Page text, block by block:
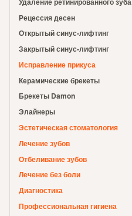
Рецессия десен
Открытый синус-лифтинг
Закрытый синус-лифтинг
Исправление прикуса
Керамические брекеты
Брекеты Damon
Элайнеры
Эстетическая стоматология
Лечение зубов
Отбеливание зубов
Лечение без боли
Диагностика
Профессиональная гигиена